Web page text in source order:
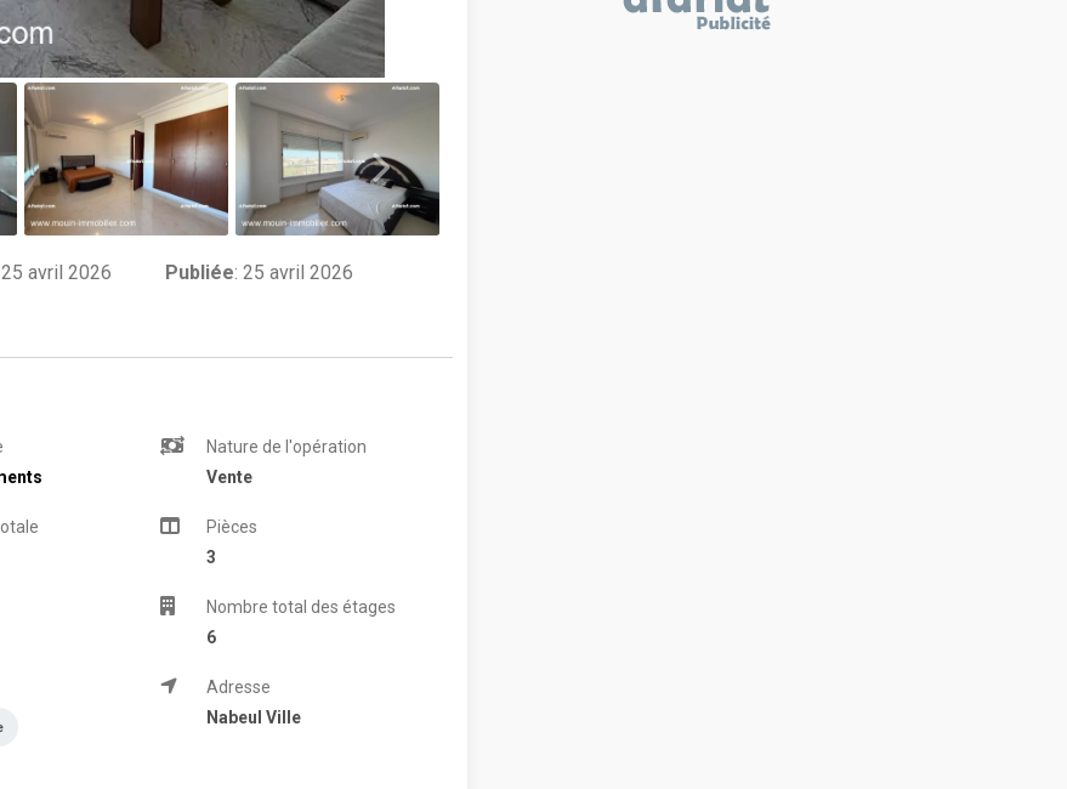
25 avril 2026 Publiée: 25 avril 2026
Nature de l'opération
Vente
Pièces
3
Nombre total des étages
6
Adresse
Nabeul Ville